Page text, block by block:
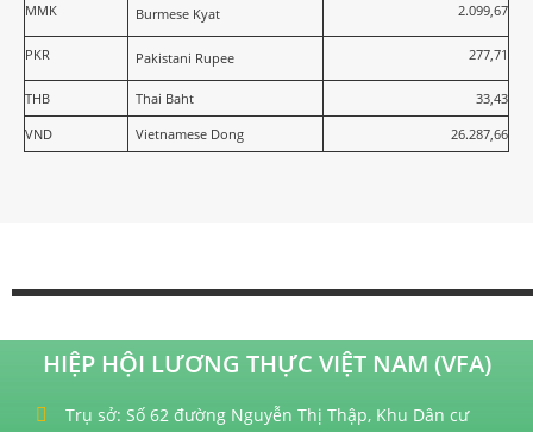
MMK Burmese Kyat 2.099,67
PKR Pakistani Rupee 277,71
THB Thai Baht
33,43
VND
Vietnamese Dong 26.287,66
HIỆP HỘI LƯƠNG THỰC VIỆT NAM (VFA)
Trụ sở: Số 62 đường Nguyễn Thị Thập, Khu Dân cư